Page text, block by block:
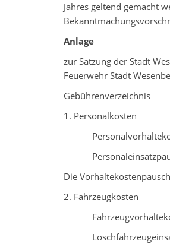
Jahres geltend gemacht
Anlage
zur Satzung der Stadt
Feuerwehr Stadt
Gebührenverzeichnis
1. Personalkosten
Die
2. Fahrzeugkosten